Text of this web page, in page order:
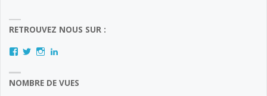
RETROUVEZ NOUS SUR :
Facebook
TwitterInstagram
NOMBRE DE VUES